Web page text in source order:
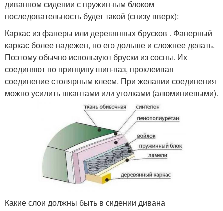
диванном сидении с пружинным блоком
последовательность будет такой (снизу вверх):
Каркас из фанеры или деревянных брусков . Фанерный
каркас более надежен, но его дольше и сложнее делать.
Поэтому обычно используют бруски из сосны. Их
соединяют по принципу шип-паз, проклеивая
соединение столярным клеем. При желании соединения
можно усилить шкантами или уголками (алюминиевыми).
Какие слои должны быть в сидении дивана